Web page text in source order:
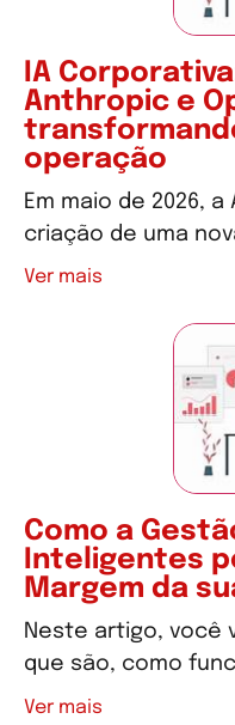
IA
Anthropic e
operação
Em maio de 2026,
criação de uma
Ver mais
Como a
Inteligentes
Margem da
Neste artigo, você
que são, como
Ver mais